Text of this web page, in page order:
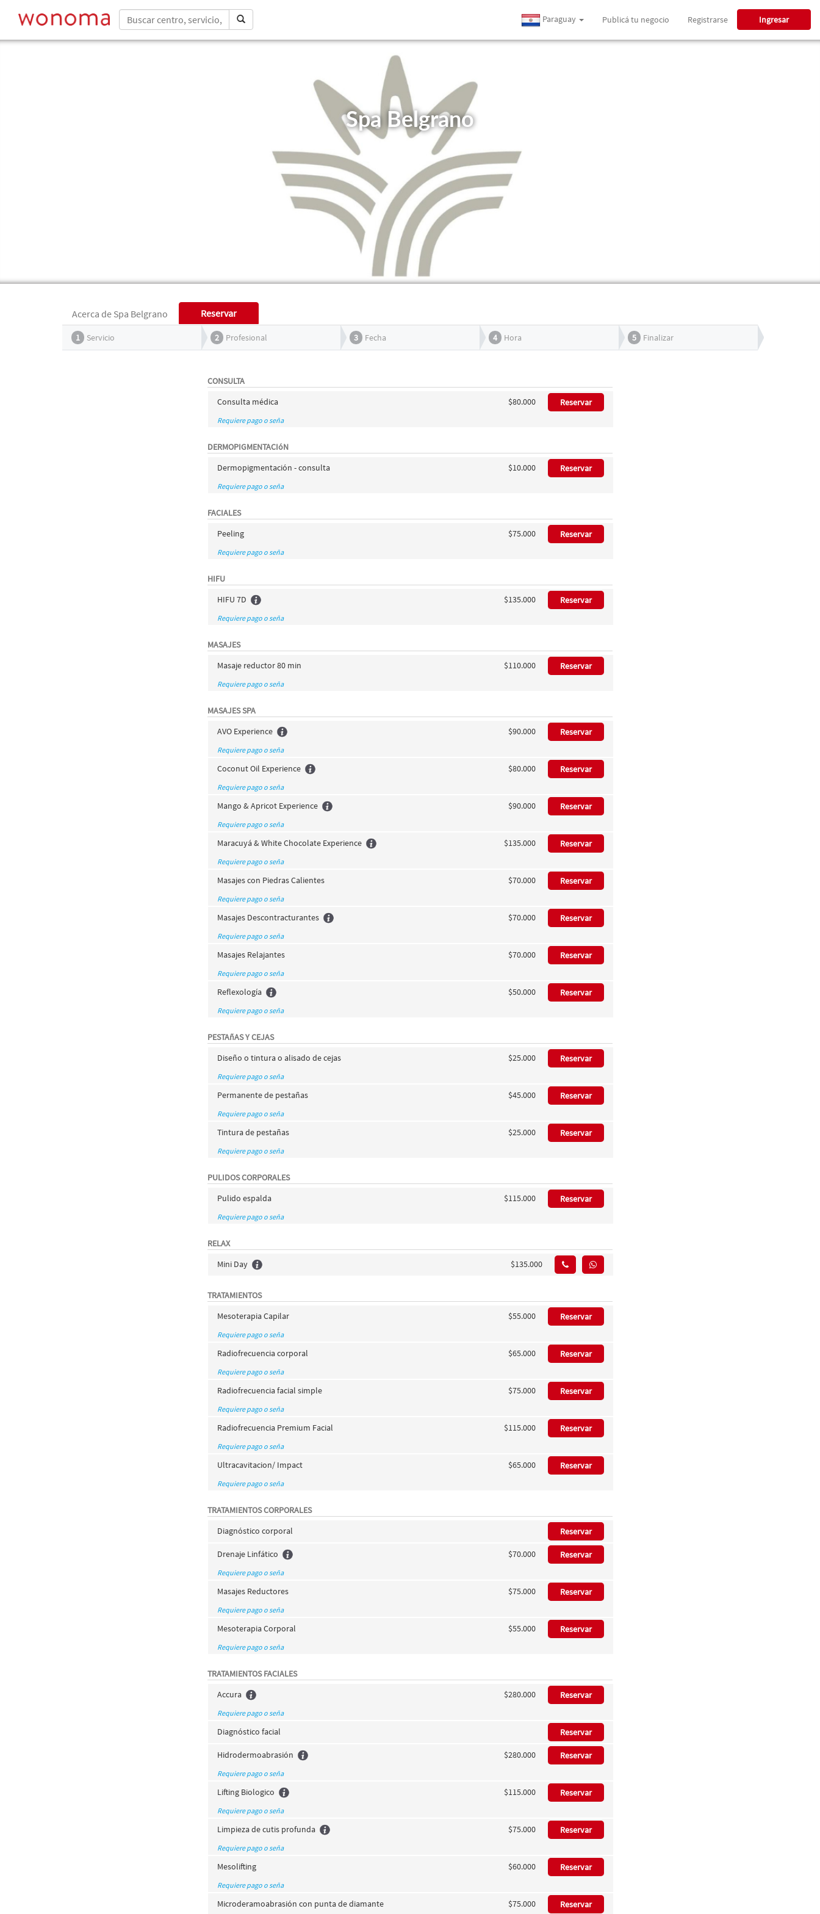
Paraguay Publicá tu negocio Registrarse Ingresar
Spa Belgrano
Acerca de Spa Belgrano Reservar
1 Servicio 2 Profesional 3 Fecha 4 Hora 5 Finalizar
CONSULTA
Consulta médica
$80.000 Reservar
Requiere pago o seña
DERMOPIGMENTACIóN
Dermopigmentación - consulta
$10.000 Reservar
Requiere pago o seña
FACIALES
Peeling
$75.000 Reservar
Requiere pago o seña
HIFU
HIFU 7D
$135.000 Reservar
Requiere pago o seña
MASAJES
Masaje reductor 80 min
$110.000 Reservar
Requiere pago o seña
MASAJES SPA
AVO Experience
$90.000 Reservar
Requiere pago o seña
Coconut Oil Experience $80.000 Reservar
Requiere pago o seña
Mango & Apricot Experience $90.000 Reservar
Requiere pago o seña
Maracuyá & White Chocolate Experience $135.000 Reservar
Requiere pago o seña
Masajes con Piedras Calientes $70.000 Reservar
Requiere pago o seña
Masajes Descontracturantes $70.000 Reservar
Requiere pago o seña
Masajes Relajantes $70.000 Reservar
Requiere pago o seña
Reflexología $50.000 Reservar
Requiere pago o seña
PESTAñAS Y CEJAS
Diseño o tintura o alisado de cejas
$25.000 Reservar
Requiere pago o seña
Permanente de pestañas $45.000 Reservar
Requiere pago o seña
Tintura de pestañas $25.000 Reservar
Requiere pago o seña
PULIDOS CORPORALES
Pulido espalda
$115.000 Reservar
Requiere pago o seña
RELAX
Mini Day
$135.000
TRATAMIENTOS
Mesoterapia Capilar
$55.000 Reservar
Requiere pago o seña
Radiofrecuencia corporal $65.000 Reservar
Requiere pago o seña
Radiofrecuencia facial simple $75.000 Reservar
Requiere pago o seña
Radiofrecuencia Premium Facial $115.000 Reservar
Requiere pago o seña
Ultracavitacion/ Impact $65.000 Reservar
Requiere pago o seña
TRATAMIENTOS CORPORALES
Diagnóstico corporal
Reservar
Drenaje Linfático $70.000 Reservar
Requiere pago o seña
Masajes Reductores $75.000 Reservar
Requiere pago o seña
Mesoterapia Corporal $55.000 Reservar
Requiere pago o seña
TRATAMIENTOS FACIALES
Accura
$280.000 Reservar
Requiere pago o seña
Diagnóstico facial Reservar
Hidrodermoabrasión $280.000 Reservar
Requiere pago o seña
Lifting Biologico $115.000 Reservar
Requiere pago o seña
Limpieza de cutis profunda $75.000 Reservar
Requiere pago o seña
Mesolifting $60.000 Reservar
Requiere pago o seña
Microderamoabrasión con punta de diamante $75.000 Reservar